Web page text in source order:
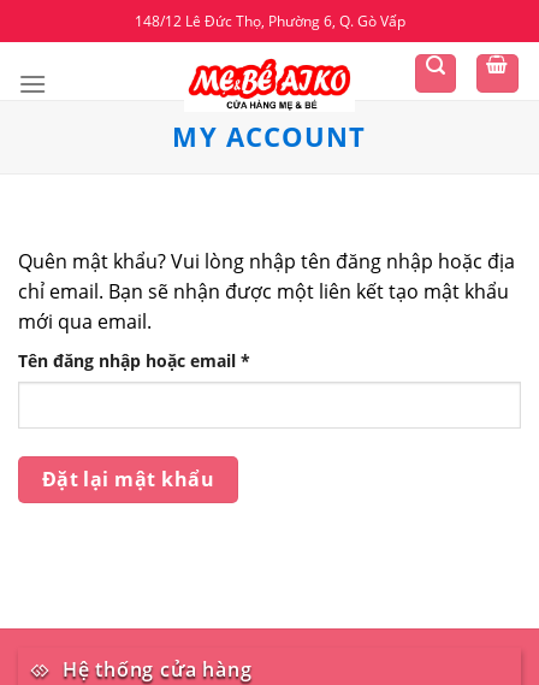
to
content
148/12 Lê Đức Thọ, Phường 6, Q. Gò Vấp
MY ACCOUNT
Quên mật khẩu? Vui lòng nhập tên đăng nhập hoặc địa
chỉ email. Bạn sẽ nhận được một liên kết tạo mật khẩu
mới qua email.
Tên đăng nhập hoặc email *Bắt
buộc
Đặt lại mật khẩu
Hệ thống cửa hàng